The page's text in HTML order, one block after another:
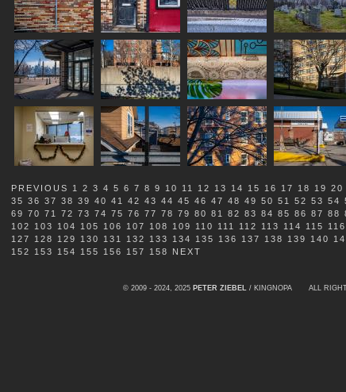
PREVIOUS 1 2 3 4 5 6 7 8 9 10 11 12 13 14 15 16 17 18 19 20
35 36 37 38 39 40 41 42 43 44 45 46 47 48 49 50 51 52 53 54
69 70 71 72 73 74 75 76 77 78 79 80 81 82 83 84 85 86 87 88
102
103 104 105 106 107 108 109 110 111 112 113 114 115 116
127
128 129 130 131 132 133 134 135 136 137 138 139 140
152
153 154 155 156 157 158 NEXT
© 2009 - 2024, 2025 PETER ZIEBEL / KINGNOPA ALL